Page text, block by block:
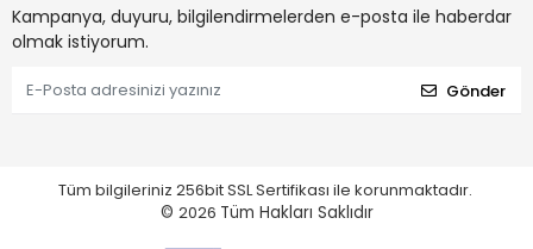
Kampanya, duyuru, bilgilendirmelerden e-posta ile haberdar
olmak istiyorum.
Gönder
Tüm bilgileriniz 256bit SSL Sertifikası ile korunmaktadır.
© 2026 Tüm Hakları Saklıdır